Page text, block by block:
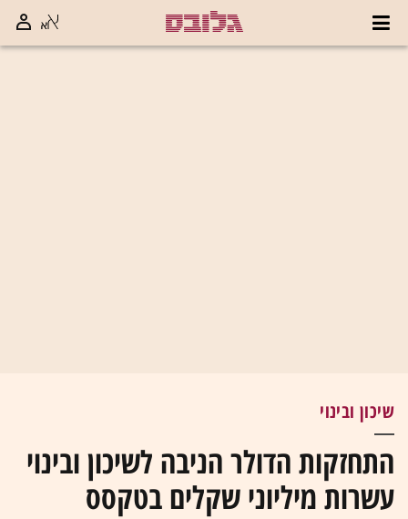
שיכון ובינוי
התחזקות הדולר הניבה לשיכון ובינוי
עשרות מיליוני שקלים בטקסס